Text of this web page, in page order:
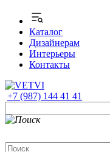
Каталог
Дизайнерам
Интерьеры
Контакты
+7 (987) 144 41 41